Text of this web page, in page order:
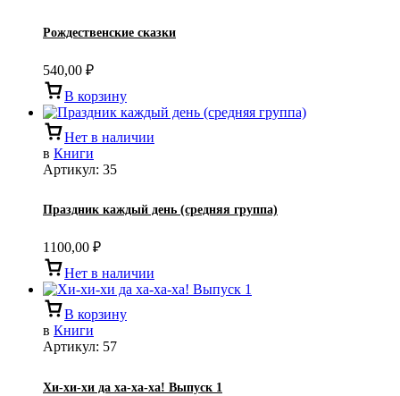
Рождественские сказки
540,00 ₽
В корзину
Нет в наличии
в Книги
Артикул: 35
Праздник каждый день (средняя группа)
1100,00 ₽
Нет в наличии
В корзину
в Книги
Артикул: 57
Хи-хи-хи да ха-ха-ха! Выпуск 1